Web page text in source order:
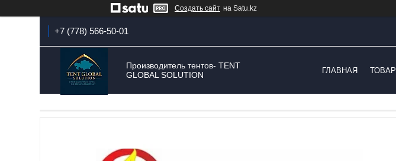
Создать сайт на Satu.kz
+7 (778) 566-50-01
Производитель тентов- TENT
GLOBAL SOLUTION
ГЛАВНАЯ